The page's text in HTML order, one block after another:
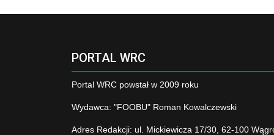
PORTAL WRC
Portal WRC powstał w 2009 roku
Wydawca: "FOOBU" Roman Kowalczewski
Adres Redakcji: ul. Mickiewicza 17/30, 62-100